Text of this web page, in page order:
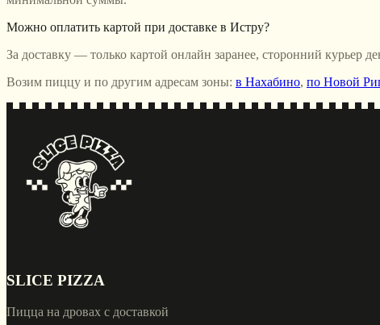
Можно оплатить картой при доставке в Истру?
За доставку — только картой онлайн заранее, сторонний
Возим пиццу и по другим адресам зоны: в Нахабино, по Новой
SLICE PIZZA
Пицца на дровах с доставкой